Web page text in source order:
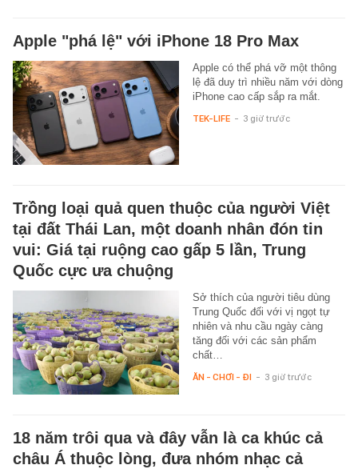
Apple "phá lệ" với iPhone 18 Pro Max
Apple có thể phá vỡ một thông
lệ đã duy trì nhiều năm với dòng
iPhone cao cấp sắp ra mắt.
TEK-LIFE - 3 giờ trước
Trồng loại quả quen thuộc của người Việt
tại đất Thái Lan, một doanh nhân đón tin
vui: Giá tại ruộng cao gấp 5 lần, Trung
Quốc cực ưa chuộng
Sở thích của người tiêu dùng
Trung Quốc đối với vị ngọt tự
nhiên và nhu cầu ngày càng
tăng đối với các sản phẩm
chất…
ĂN - CHƠI - ĐI - 3 giờ trước
18 năm trôi qua và đây vẫn là ca khúc cả
châu Á thuộc lòng, đưa nhóm nhạc cả